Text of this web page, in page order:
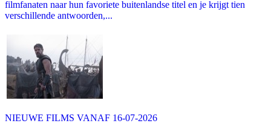
filmfanaten naar hun favoriete buitenlandse titel en je krijgt tien
verschillende antwoorden,...
NIEUWE FILMS VANAF 16-07-2026